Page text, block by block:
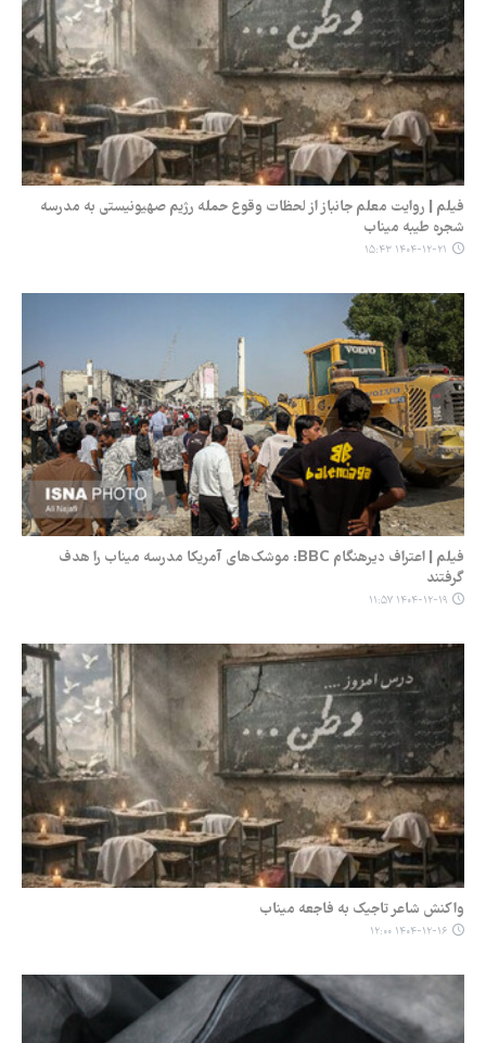
فیلم | روایت معلم جانباز از لحظات وقوع حمله رژیم صهیونیستی به مدرسه
شجره طیبه میناب
۱۴۰۴-۱۲-۲۱ ۱۵:۴۳
فیلم | اعتراف دیرهنگام BBC: موشک‌های آمریکا مدرسه میناب را هدف
گرفتند
۱۴۰۴-۱۲-۱۹ ۱۱:۵۷
واکنش شاعر تاجیک به فاجعه میناب
۱۴۰۴-۱۲-۱۶ ۱۲:۰۰